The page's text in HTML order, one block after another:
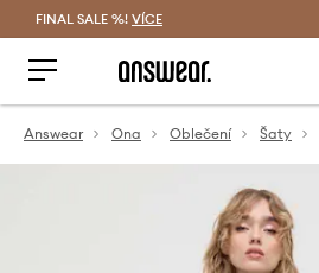
FINAL SALE %! VÍCE
Answear Ona Oblečení Šaty